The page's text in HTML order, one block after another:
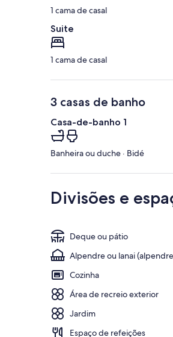
1 cama de casal
Suite
1 cama de casal
3 casas de banho
Casa-de-banho 1
Banheira ou duche · Bidé
Divisões e
Deque ou pátio
Alpendre ou lanai
Cozinha
Área de recreio exterior
Jardim
Espaço de refeições